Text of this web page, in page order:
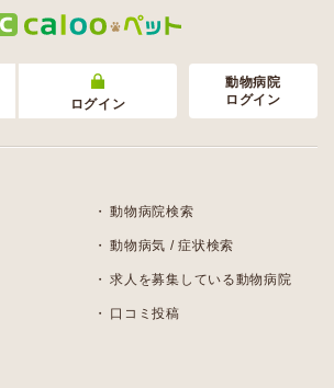
ログイン
動物病院
ログイン
動物病院検索
動物病気 / 症状検索
求人を募集している動物病院
口コミ投稿